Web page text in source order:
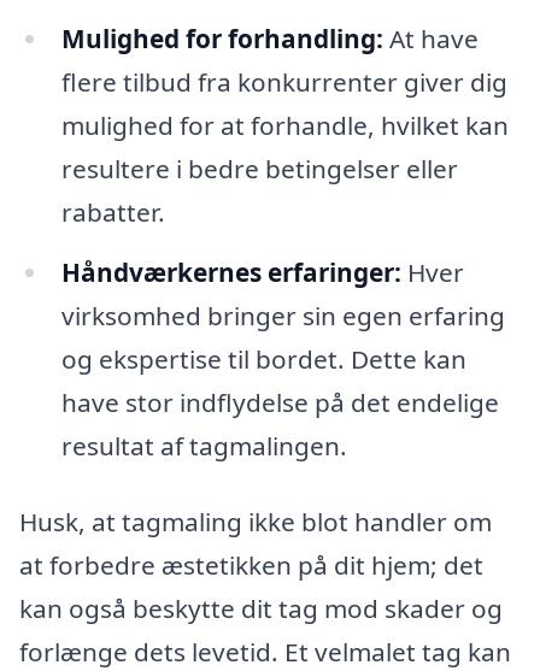
Mulighed for forhandling: At have
flere tilbud fra konkurrenter giver dig
mulighed for at forhandle, hvilket kan
resultere i bedre betingelser eller
rabatter.
Håndværkernes erfaringer: Hver
virksomhed bringer sin egen erfaring
og ekspertise til bordet. Dette kan
have stor indflydelse på det endelige
resultat af tagmalingen.
Husk, at tagmaling ikke blot handler om
at forbedre æstetikken på dit hjem; det
kan også beskytte dit tag mod skader og
forlænge dets levetid. Et velmalet tag kan